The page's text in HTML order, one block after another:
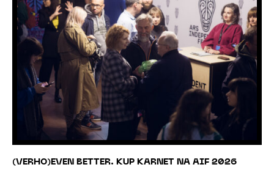
(VERHO)EVEN BETTER. KUP KARNET NA AIF 2026